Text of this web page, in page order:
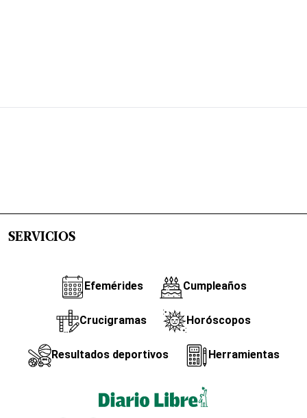
SERVICIOS
Efemérides Cumpleaños
Crucigramas Horóscopos
Resultados deportivos Herramientas